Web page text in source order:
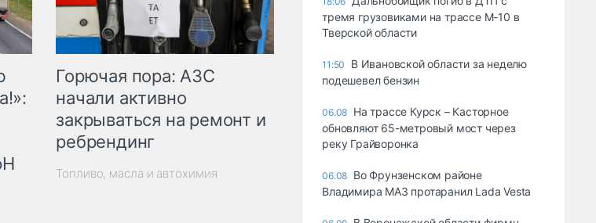
Горючая пора: АЗС
начали активно
закрываться на ремонт и
ребрендинг
Топливо, масла и автохимия
тремя грузовиками на трассе М-10 в
Тверской области
11:50
В Ивановской области за неделю
подешевел бензин
06.08 На трассе Курск – Касторное
обновляют 65-метровый мост через
реку Грайворонка
06.08 Во Фрунзенском районе
Владимира МАЗ протаранил Lada Vesta